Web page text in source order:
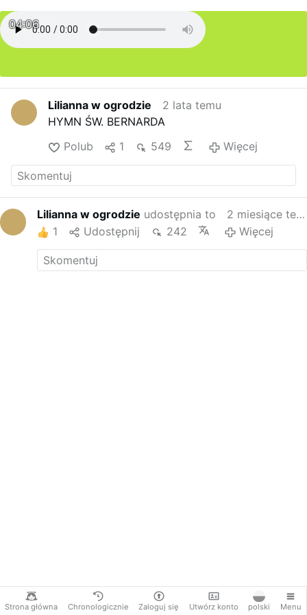
Strona główna Chronologicznie Zaloguj się Utwórz konto polski Menu
04:06
Lilianna w ogrodzie
2 lata temu
HYMN ŚW. BERNARDA
Polub
1 549 Więcej
Lilianna w ogrodzie udostępnia to
2 miesiące temu
1
Udostępnij 242 Więcej